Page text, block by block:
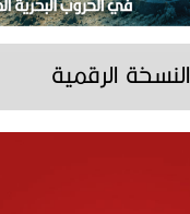
النسخة الرقمية